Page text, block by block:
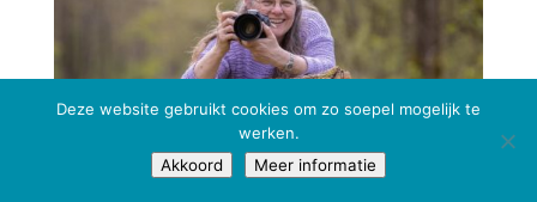
Deze website gebruikt cookies om zo soepel mogelijk te
werken.
Akkoord
Meer informatie